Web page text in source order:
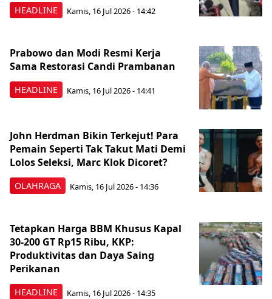
HEADLINE Kamis, 16 Jul 2026 - 14:42
HEADLINE
Prabowo dan Modi Resmi Kerja
Sama Restorasi Candi Prambanan
Kamis, 16 Jul 2026 - 14:41
OLAHRAGA
John Herdman Bikin Terkejut! Para
Pemain Seperti Tak Takut Mati Demi
Lolos Seleksi, Marc Klok Dicoret?
Kamis, 16 Jul 2026 - 14:36
HEADLINE
Tetapkan Harga BBM Khusus Kapal
30-200 GT Rp15 Ribu, KKP:
Produktivitas dan Daya Saing
Perikanan
Kamis, 16 Jul 2026 - 14:35